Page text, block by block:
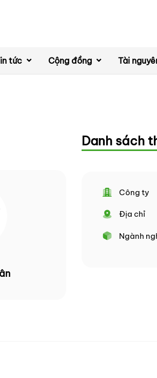
tức Cộng đồng Tài
Danh sách
Công ty
Địa chỉ
Ngành